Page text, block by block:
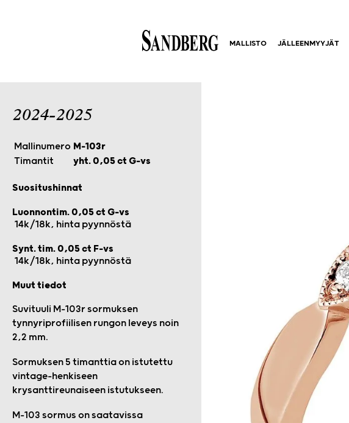
2024-2025
Mallinumero M-103r
Timantit
yht. 0,05 ct G-vs
Suositushinnat
Luonnontim. 0,05 ct G-vs
14k/18k, hinta pyynnöstä
Synt. tim. 0,05 ct F-vs
14k/18k, hinta pyynnöstä
Muut tiedot
Suvituuli M-103r sormuksen
tynnyriprofiilisen rungon leveys noin
2,2 mm.
Sormuksen 5 timanttia on istutettu
vintage-henkiseen
krysanttireunaiseen istutukseen.
M-103 sormus on saatavissa
MALLISTO JÄLLEENMYYJÄT